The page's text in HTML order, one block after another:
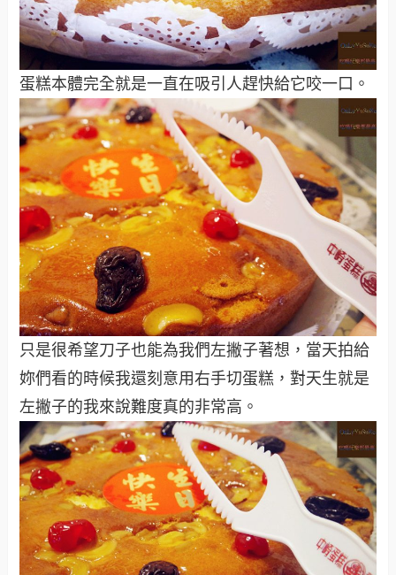
蛋糕本體完全就是一直在吸引人趕快給它咬一口。
只是很希望刀子也能為我們左撇子著想，當天拍給
妳們看的時候我還刻意用右手切蛋糕，對天生就是
左撇子的我來說難度真的非常高。